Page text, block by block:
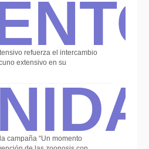
refuerza el intercambio
extensivo en su
campaña “Un momento